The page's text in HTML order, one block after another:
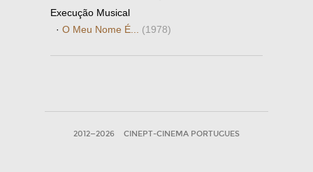
Execução Musical
· O Meu Nome É... (1978)
2012—2026 CINEPT-CINEMA PORTUGUES